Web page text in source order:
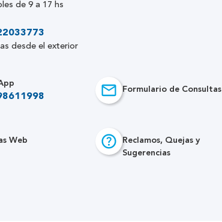
de 9 a 17 hs
desde el exterior
Formulario de Consultas
Web
Reclamos, Quejas y
Sugerencias